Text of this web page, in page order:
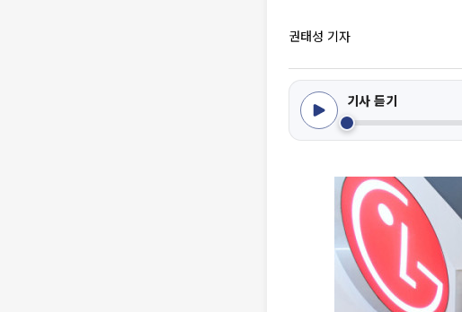
권태성 기자
기사 듣기